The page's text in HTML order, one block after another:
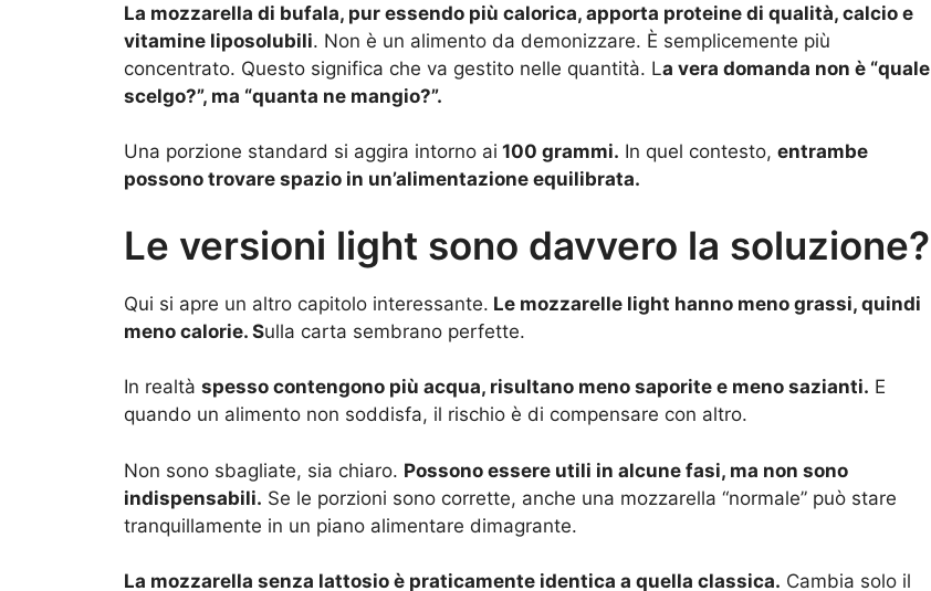
La mozzarella di bufala, pur essendo più calorica, apporta proteine di qualità, calcio e
vitamine liposolubili. Non è un alimento da demonizzare. È semplicemente più
concentrato. Questo significa che va gestito nelle quantità. La vera domanda non è “quale
scelgo?”, ma “quanta ne mangio?”.
Una porzione standard si aggira intorno ai 100 grammi. In quel contesto, entrambe
possono trovare spazio in un’alimentazione equilibrata.
Le versioni light sono davvero la soluzione?
Qui si apre un altro capitolo interessante. Le mozzarelle light hanno meno grassi, quindi
meno calorie. Sulla carta sembrano perfette.
In realtà spesso contengono più acqua, risultano meno saporite e meno sazianti. E
quando un alimento non soddisfa, il rischio è di compensare con altro.
Non sono sbagliate, sia chiaro. Possono essere utili in alcune fasi, ma non sono
indispensabili. Se le porzioni sono corrette, anche una mozzarella “normale” può stare
tranquillamente in un piano alimentare dimagrante.
La mozzarella senza lattosio è praticamente identica a quella classica. Cambia solo il